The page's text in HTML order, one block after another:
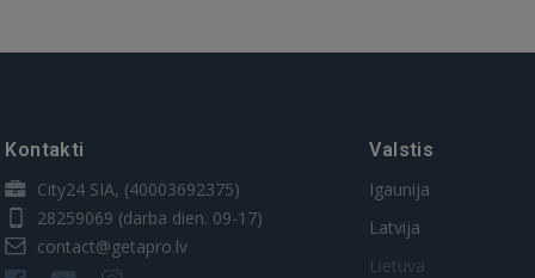
Kontakti
City24 SIA, (40003692375)
28259069 (darba dien. 09-17)
contact@getapro.lv
Valstis
Igaunija
Latvija
Lietuva